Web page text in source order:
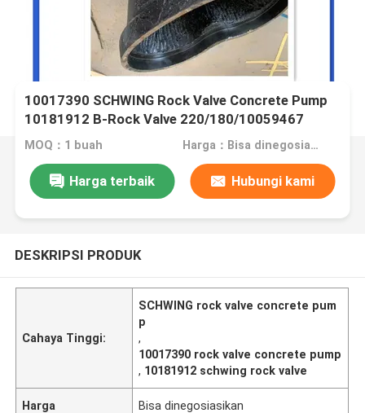
10017390 SCHWING Rock Valve Concrete Pump
10181912 B-Rock Valve 220/180/10059467
210/180
MOQ：1 buah Harga：Bisa dinegosiasikan
Harga terbaik Hubungi kami
DESKRIPSI PRODUK
Cahaya Tinggi:
SCHWING rock valve concrete pum
p
,
10017390 rock valve concrete pump
, 10181912 schwing rock valve
Harga Bisa dinegosiasikan